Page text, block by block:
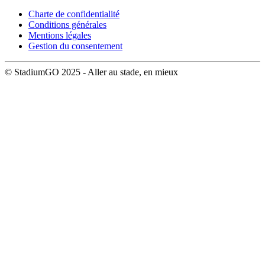
Charte de confidentialité
Conditions générales
Mentions légales
Gestion du consentement
© StadiumGO 2025 - Aller au stade, en mieux